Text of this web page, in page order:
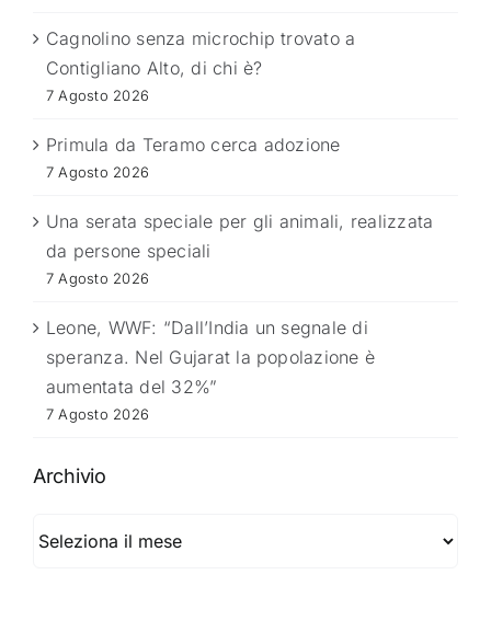
Cagnolino senza microchip trovato a
Contigliano Alto, di chi è?
7 Agosto 2026
Primula da Teramo cerca adozione
7 Agosto 2026
Una serata speciale per gli animali, realizzata
da persone speciali
7 Agosto 2026
Leone, WWF: “Dall’India un segnale di
speranza. Nel Gujarat la popolazione è
aumentata del 32%”
7 Agosto 2026
Archivio